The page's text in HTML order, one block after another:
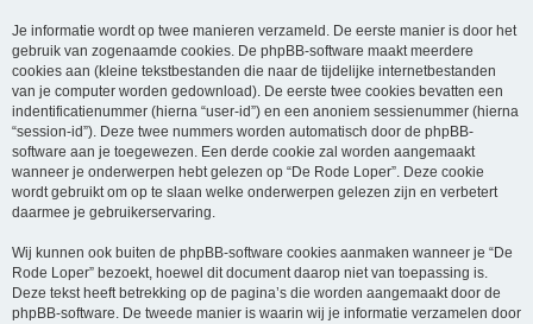
Je informatie wordt op twee manieren verzameld. De eerste manier is door het
gebruik van zogenaamde cookies. De phpBB-software maakt meerdere
cookies aan (kleine tekstbestanden die naar de tijdelijke internetbestanden
van je computer worden gedownload). De eerste twee cookies bevatten een
indentificatienummer (hierna “user-id”) en een anoniem sessienummer (hierna
“session-id”). Deze twee nummers worden automatisch door de phpBB-
software aan je toegewezen. Een derde cookie zal worden aangemaakt
wanneer je onderwerpen hebt gelezen op “De Rode Loper”. Deze cookie
wordt gebruikt om op te slaan welke onderwerpen gelezen zijn en verbetert
daarmee je gebruikerservaring.
Wij kunnen ook buiten de phpBB-software cookies aanmaken wanneer je “De
Rode Loper” bezoekt, hoewel dit document daarop niet van toepassing is.
Deze tekst heeft betrekking op de pagina’s die worden aangemaakt door de
phpBB-software. De tweede manier is waarin wij je informatie verzamelen door